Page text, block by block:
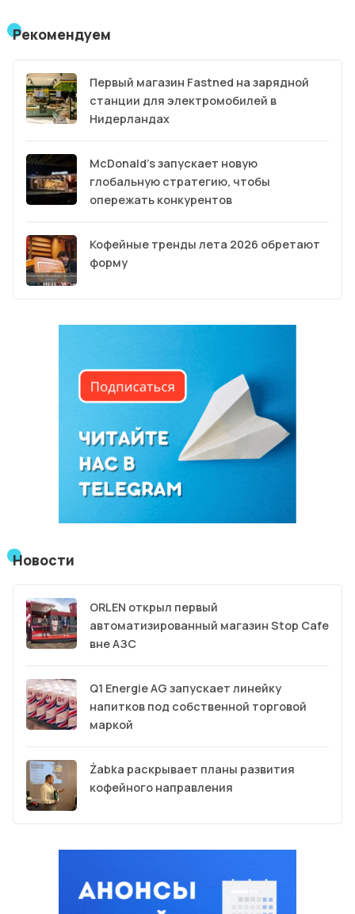
Рекомендуем
Первый магазин Fastned на зарядной
станции для электромобилей в
Нидерландах
McDonald’s запускает новую
глобальную стратегию, чтобы
опережать конкурентов
Кофейные тренды лета 2026 обретают
форму
Новости
ORLEN открыл первый
автоматизированный магазин Stop Cafe
вне АЗС
Q1 Energie AG запускает линейку
напитков под собственной торговой
маркой
Żabka раскрывает планы развития
кофейного направления